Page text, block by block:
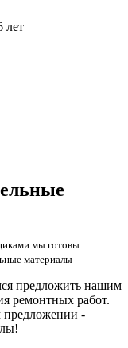
лет
мы готовы
материалы
предложить нашим
ремонтных работ.
предложении -